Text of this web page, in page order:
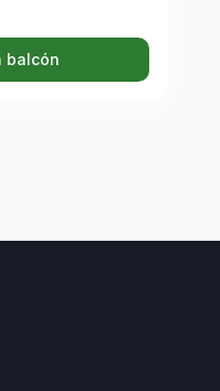
balcón